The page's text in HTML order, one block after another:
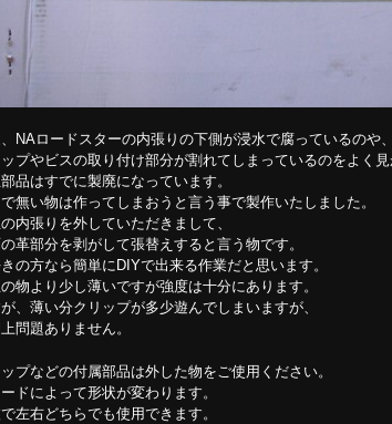
NAロードスターの内張りの下側が浸水で腐っているのや、
プやビスの取り付け部分が割れてしまっているのをよく見
品はすでに製廃になっています。
無い物は作ってしまおうと言う事で製作いたしました。
内張りを外していただきまして、
革部分を剥がして張替えすると言う物です。
の方なら簡単にDIYで出来る作業だと思います。
物より少し薄いですが強度は十分にあります。
、薄い分クリップが多少遊んでしまいますが、
問題ありません。
プなどの付属部品は外した物をご使用ください。
ドによって形状が変わります。
で左右どちらでも使用できます。